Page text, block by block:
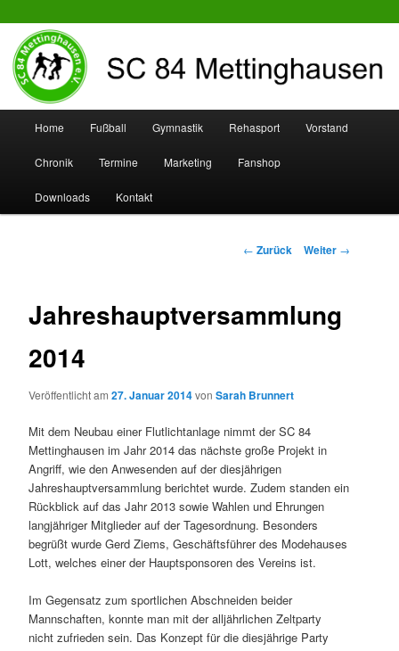
SC 84 Mettinghausen
Zum
Inhalt
wechseln
Zum
sekundären
Inhalt
Home Fußball Gymnastik Rehasport Vorstand
Chronik Termine Marketing Fanshop
Downloads Kontakt
Beitrags-
← Zurück Weiter →
Jahreshauptversammlung
2014
Veröffentlicht am27. Januar 2014vonSarah Brunnert
Mit dem Neubau einer Flutlichtanlage nimmt der SC 84
Mettinghausen im Jahr 2014 das nächste große Projekt in
Angriff, wie den Anwesenden auf der diesjährigen
Jahreshauptversammlung berichtet wurde. Zudem standen ein
Rückblick auf das Jahr 2013 sowie Wahlen und Ehrungen
langjähriger Mitglieder auf der Tagesordnung. Besonders
begrüßt wurde Gerd Ziems, Geschäftsführer des Modehauses
Lott, welches einer der Hauptsponsoren des Vereins ist.
Im Gegensatz zum sportlichen Abschneiden beider
Mannschaften, konnte man mit der alljährlichen Zeltparty
nicht zufrieden sein. Das Konzept für die diesjährige Party